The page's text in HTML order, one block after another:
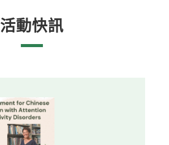
活動快訊